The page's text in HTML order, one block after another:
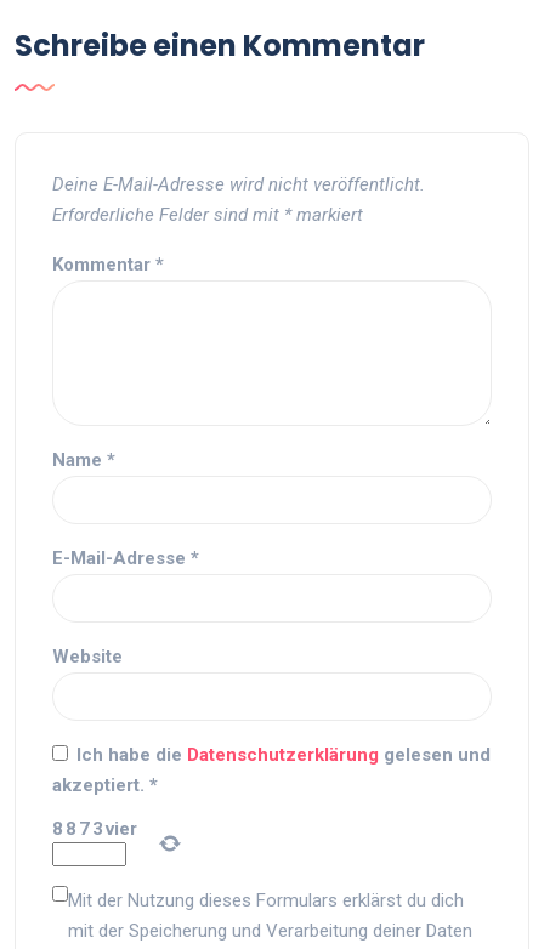
Schreibe einen Kommentar
Deine E-Mail-Adresse wird nicht veröffentlicht.
Erforderliche Felder sind mit *markiert
Kommentar *
Name *
E-Mail-Adresse *
Website
Ich habe die Datenschutzerklärung gelesen und
akzeptiert. *
8 8 73vier
Mit der Nutzung dieses Formulars erklärst du dich
mit der Speicherung und Verarbeitung deiner Daten